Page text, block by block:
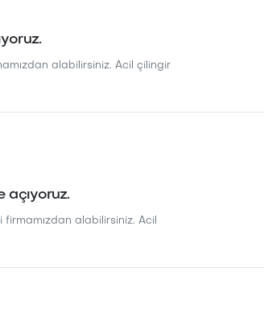
alabilirsiniz. Acil çilingir
açıyoruz.
firmamızdan alabilirsiniz. Acil